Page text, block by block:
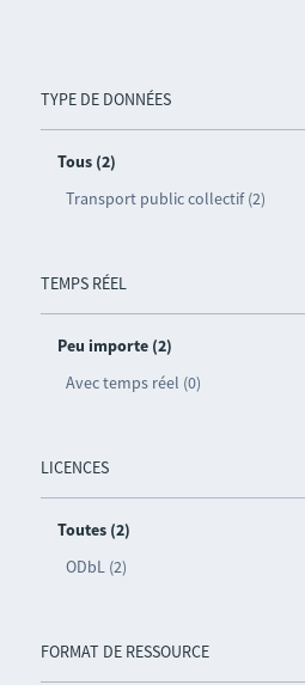
TYPE DE DONNÉES
Tous (2)
Transport public collectif (2)
TEMPS RÉEL
Peu importe (2)
Avec temps réel (0)
LICENCES
Toutes (2)
ODbL (2)
FORMAT DE RESSOURCE